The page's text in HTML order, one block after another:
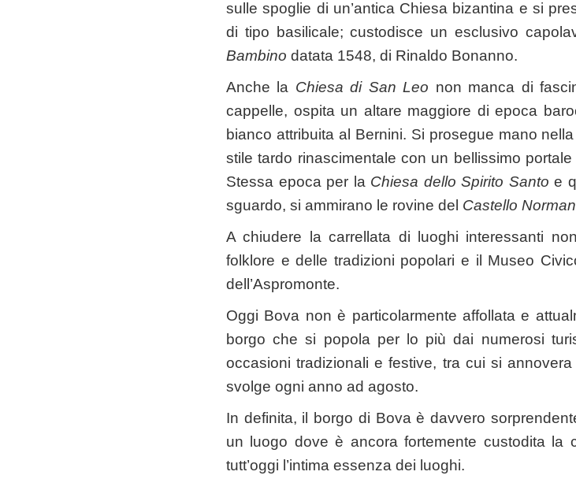
sulle spoglie di un’antica Chiesa bizantina e si
di tipo basilicale; custodisce un esclusivo
Bambino datata 1548, di Rinaldo Bonanno.
Anche la Chiesa di San Leo non manca di
cappelle, ospita un altare maggiore di epoca
bianco attribuita al Bernini. Si prosegue mano
stile tardo rinascimentale con un bellissimo
Stessa epoca per la Chiesa dello Spirito Santo e
sguardo, si ammirano le rovine del Castello
A chiudere la carrellata di luoghi interessanti
folklore e delle tradizioni popolari e il Museo
dell’Aspromonte.
Oggi Bova non è particolarmente affollata e
borgo che si popola per lo più dai numerosi
occasioni tradizionali e festive, tra cui si
svolge ogni anno ad agosto.
In definita, il borgo di Bova è davvero
un luogo dove è ancora fortemente custodita la
tutt’oggi l’intima essenza dei luoghi.